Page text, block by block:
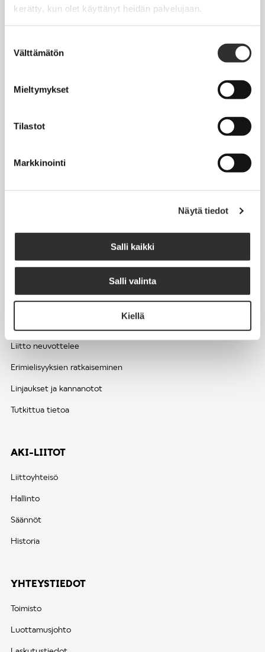
kerätty, kun olet käyttänyt heidän palvelujaan.
valinta
Välttämätön
Mieltymykset
Tilastot
Markkinointi
Näytä tiedot
Salli kaikki
Salli valinta
Kiellä
Työnhaku
KirVESTES 2025-2028, KJTES sekä muut työ- ja
Palkkaus
Työttömyys ja lomautukset
Kesätyöntekijän työehdot ja palkkaus seurakuntien hengellisessä
EDUNVALVONTA
Liitto neuvottelee
Erimielisyyksien ratkaiseminen
Linjaukset ja kannanotot
Tutkittua tietoa
AKI-LIITOT
Liittoyhteisö
Hallinto
Säännöt
Historia
YHTEYSTIEDOT
Toimisto
Luottamusjohto